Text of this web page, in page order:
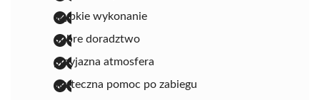
szybkie wykonanie
dobre doradztwo
przyjazna atmosfera
skuteczna pomoc po zabiegu